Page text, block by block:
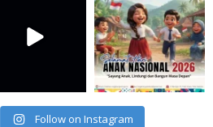
Follow on Instagram